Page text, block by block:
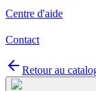
Centre d'aide
Contact
Retour au